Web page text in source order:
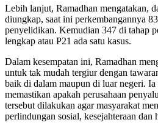
Lebih lanjut, Ramadhan mengatakan,
diungkap, saat ini perkembangannya
penyelidikan. Kemudian 347 di tahap
lengkap atau P21 ada satu kasus.
Dalam kesempatan ini, Ramadhan
untuk tak mudah tergiur dengan
baik di dalam maupun di luar negeri. Ia
memastikan apakah perusahaan
tersebut dilakukan agar masyarakat
perlindungan sosial, kesejahteraan dan